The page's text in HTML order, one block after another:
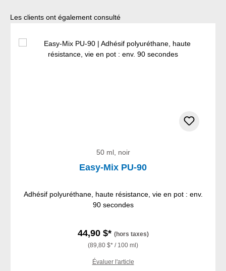
Ignorer la galerie de produits
Les clients ont également consulté
50 ml, noir
Easy-Mix PU-90
Adhésif polyuréthane, haute résistance, vie en pot : env.
90 secondes
44,90 $* (hors taxes)
(89,80 $* / 100 ml)
Évaluer l'article